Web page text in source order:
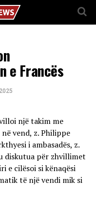
e Francës
një takim me
vend, z. Philippe
i ambasadës, z.
diskutua për zhvillimet
e cilësoi si kënaqësi
të një vendi mik si